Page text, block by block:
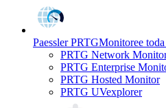
Paessler PRTGMonitoree
PRTG Network
PRTG Enterprise
PRTG Hosted Monitor
PRTG UVexplorer